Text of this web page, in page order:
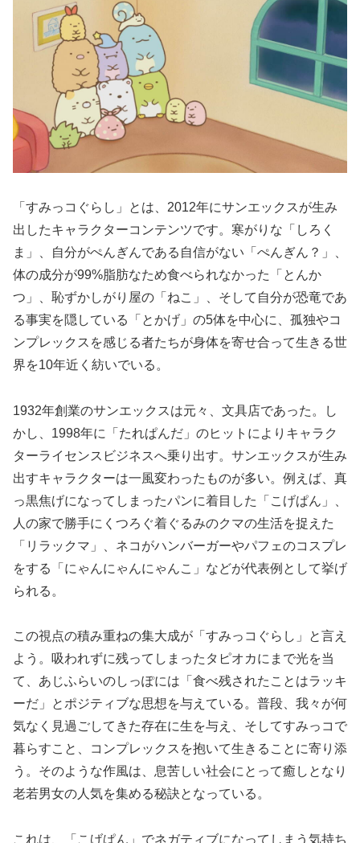
「すみっコぐらし」とは、2012年にサンエックスが生み
出したキャラクターコンテンツです。寒がりな「しろく
ま」、自分がぺんぎんである自信がない「ぺんぎん？」、
体の成分が99%脂肪なため食べられなかった「とんか
つ」、恥ずかしがり屋の「ねこ」、そして自分が恐竜であ
る事実を隠している「とかげ」の5体を中心に、孤独やコ
ンプレックスを感じる者たちが身体を寄せ合って生きる世
界を10年近く紡いでいる。
1932年創業のサンエックスは元々、文具店であった。し
かし、1998年に「たれぱんだ」のヒットによりキャラク
ターライセンスビジネスへ乗り出す。サンエックスが生み
出すキャラクターは一風変わったものが多い。例えば、真
っ黒焦げになってしまったパンに着目した「こげぱん」、
人の家で勝手にくつろぐ着ぐるみのクマの生活を捉えた
「リラックマ」、ネコがハンバーガーやパフェのコスプレ
をする「にゃんにゃんにゃんこ」などが代表例として挙げ
られる。
この視点の積み重ねの集大成が「すみっコぐらし」と言え
よう。吸われずに残ってしまったタピオカにまで光を当
て、あじふらいのしっぽには「食べ残されたことはラッキ
ーだ」とポジティブな思想を与えている。普段、我々が何
気なく見過ごしてきた存在に生を与え、そしてすみっコで
暮らすこと、コンプレックスを抱いて生きることに寄り添
う。そのような作風は、息苦しい社会にとって癒しとなり
老若男女の人気を集める秘訣となっている。
これは、「こげぱん」でネガティブになってしまう気持ち